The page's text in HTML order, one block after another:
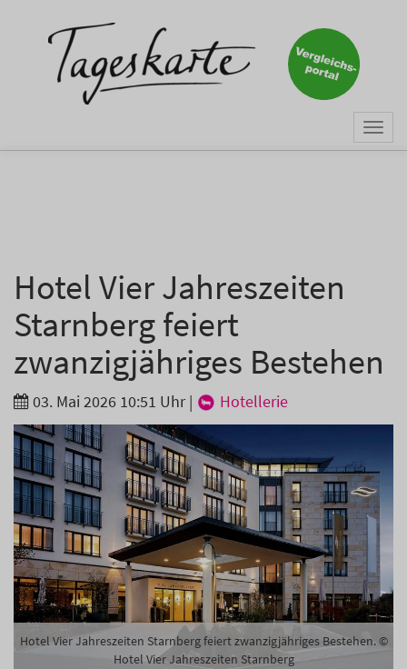
Hotel Vier Jahreszeiten
Starnberg feiert
zwanzigjähriges Bestehen
03. Mai 2026 10:51 Uhr| Hotellerie
Hotel Vier Jahreszeiten Starnberg feiert zwanzigjähriges Bestehen. ©
Hotel Vier Jahreszeiten Starnberg
Keine Nachricht mehr
verpassen!
E-Mail *
Branche
Ich möchte folgende Newsletter erhalten
Tageskarte-Newsletter (gegen 8.30 Uhr)
Ich habe dieDatenschutzerklärungzur Kenntnis
genommen.
Danke, heute nicht